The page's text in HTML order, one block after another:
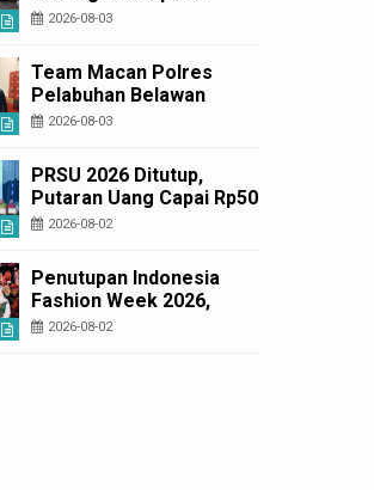
Perda PBG Guna
Layanan Cepat dan
Murah
2026-08-03
Team Macan Polres
Pelabuhan Belawan
Amankan Tiga Anggota
Pasar 9
2026-08-03
PRSU 2026 Ditutup,
Putaran Uang Capai Rp50
Miliar
2026-08-02
Penutupan Indonesia
Fashion Week 2026,
Bobby Nasution: Sumut
2026-08-02